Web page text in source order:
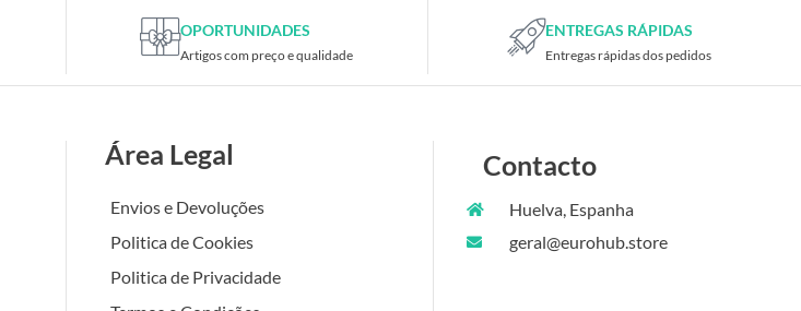
OPORTUNIDADES
Artigos com preço e qualidade
ENTREGAS RÁPIDAS
Entregas rápidas dos pedidos
Área Legal
Envios e Devoluções
Politica de Cookies
Politica de Privacidade
Contacto
Huelva, Espanha
geral@eurohub.store